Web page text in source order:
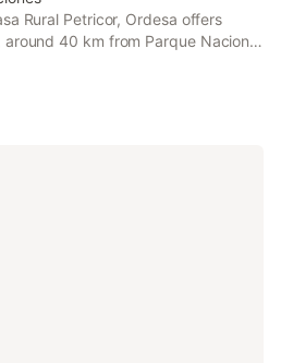
Rural Petricor, Ordesa offers
40 km from Parque Nacional
features massage services.